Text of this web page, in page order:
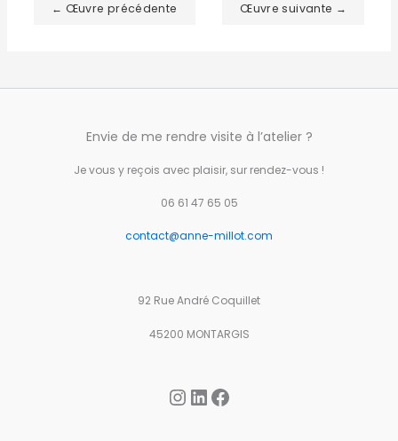
← Œuvre précédente Œuvre suivante →
Envie de me rendre visite à l’atelier ?
Je vous y reçois avec plaisir, sur rendez-vous !
06 61 47 65 05
contact@anne-millot.com
92 Rue André Coquillet
45200 MONTARGIS
Instagram
LinkedInFacebook